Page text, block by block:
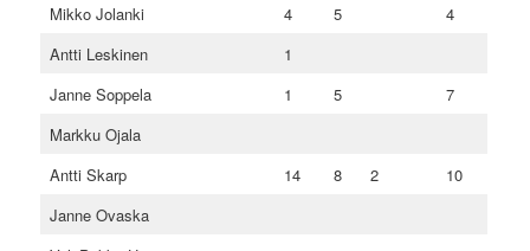
Mikko Jolanki
4 5
4
Antti Leskinen
1
Janne Soppela
1 5
7
Markku Ojala
Antti Skarp
14 8 2
10
Janne Ovaska